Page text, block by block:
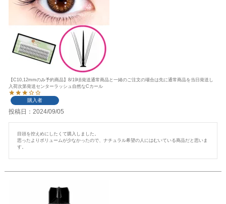
【C10,12mmのみ予約商品】8/19頃発送通常商品と一緒のご注文の場合は先に通常商品を当日発送し
入荷次第発送センターラッシュ自然なCカール
購入者
投稿日 2024/09/05
目頭を控えめにしたくて購入しました。
思ったよりボリュームが少なかったので、ナチュラル希望の人にはむいている商品だと思いま
す。